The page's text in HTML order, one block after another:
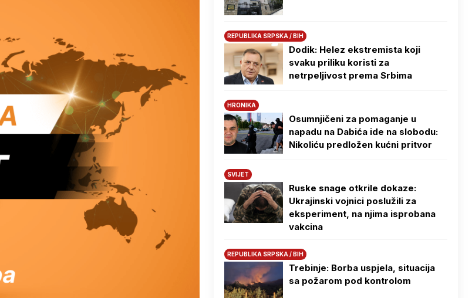
REPUBLIKA SRPSKA / BIH
Dodik: Helez ekstremista koji
svaku priliku koristi za
netrpeljivost prema Srbima
HRONIKA
Osumnjičeni za pomaganje u
napadu na Dabića ide na slobodu:
Nikoliću predložen kućni pritvor
SVIJET
Ruske snage otkrile dokaze:
Ukrajinski vojnici poslužili za
eksperiment, na njima isprobana
vakcina
REPUBLIKA SRPSKA / BIH
Trebinje: Borba uspjela, situacija
sa požarom pod kontrolom